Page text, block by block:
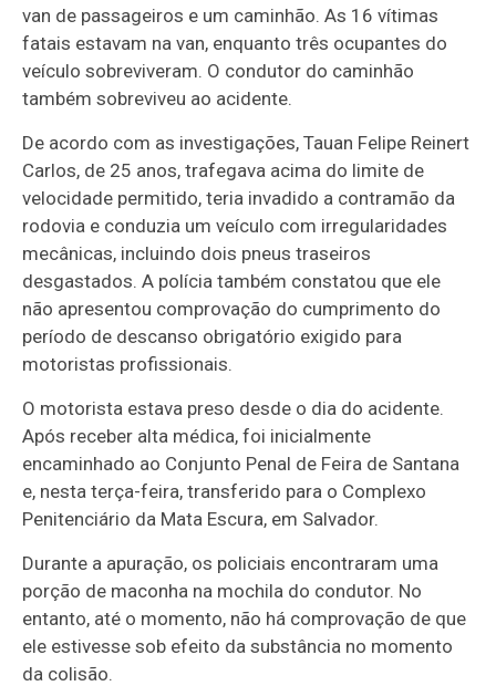
van de passageiros e um caminhão. As 16 vítimas
fatais estavam na van, enquanto três ocupantes do
veículo sobreviveram. O condutor do caminhão
também sobreviveu ao acidente.
De acordo com as investigações, Tauan Felipe Reinert
Carlos, de 25 anos, trafegava acima do limite de
velocidade permitido, teria invadido a contramão da
rodovia e conduzia um veículo com irregularidades
mecânicas, incluindo dois pneus traseiros
desgastados. A polícia também constatou que ele
não apresentou comprovação do cumprimento do
período de descanso obrigatório exigido para
motoristas profissionais.
O motorista estava preso desde o dia do acidente.
Após receber alta médica, foi inicialmente
encaminhado ao Conjunto Penal de Feira de Santana
e, nesta terça-feira, transferido para o Complexo
Penitenciário da Mata Escura, em Salvador.
Durante a apuração, os policiais encontraram uma
porção de maconha na mochila do condutor. No
entanto, até o momento, não há comprovação de que
ele estivesse sob efeito da substância no momento
da colisão.